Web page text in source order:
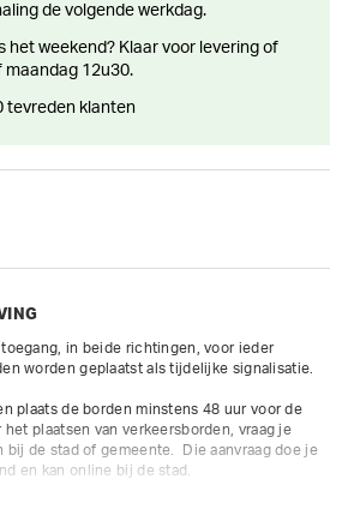
de volgende werkdag.
maandag 12u30.
tevreden klanten
in beide richtingen, voor ieder
worden geplaatst als tijdelijke signalisatie.
plaats de borden minstens 48 uur voor de
het plaatsen van verkeersborden, vraag je
bij de stad of gemeente.  Die aanvraag doe je
en kan online bij de stad.